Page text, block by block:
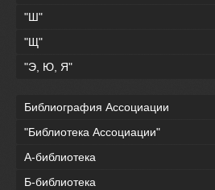
"Ш"
"Щ"
"Э, Ю, Я"
Библиография Ассоциации
"Библиотека Ассоциации"
А-библиотека
Б-библиотека